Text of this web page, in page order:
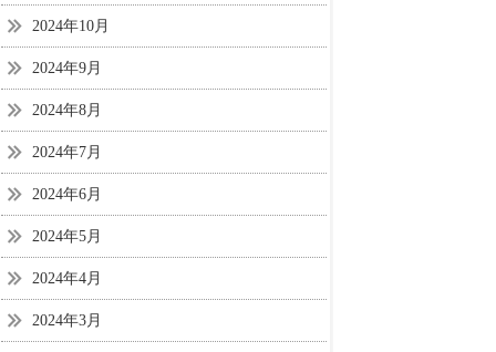
2024年10月
2024年9月
2024年8月
2024年7月
2024年6月
2024年5月
2024年4月
2024年3月